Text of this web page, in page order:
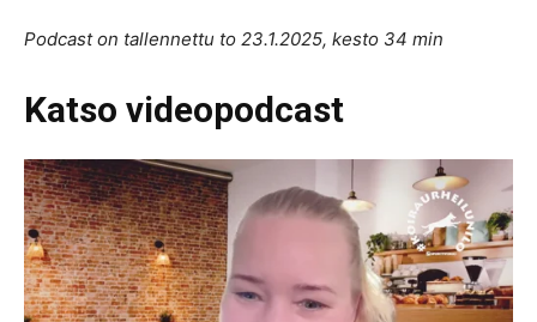
Podcast on tallennettu to 23.1.2025, kesto 34 min
Katso videopodcast